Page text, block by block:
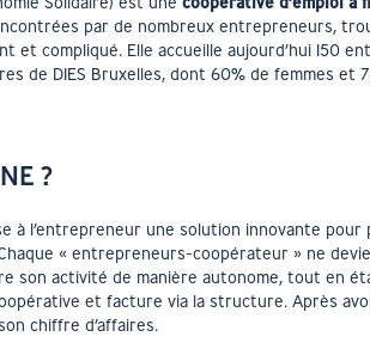
par de nombreux entrepreneurs,
et compliqué. Elle accueille aujourd’hui 150
de DIES Bruxelles, dont 60% de femmes et
?
à l’entrepreneur une solution innovante
« entrepreneurs-coopérateur » ne
son activité de manière autonome, tout en
et facture via la structure. Après
chiffre d’affaires.